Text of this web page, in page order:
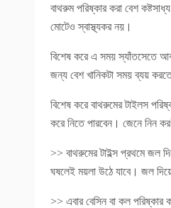
বাথরুম পরিষ্কার করা বেশ
মোটেও স্বাস্থ্যকর নয়।
বিশেষ করে এ সময় স্যাঁতসেতে
জন্য বেশ খানিকটা সময় ব্যয়
বিশেষ করে বাথরুমের টাইলস
করে নিতে পারবেন। জেনে নিন
>> বাথরুমের টাইল্স প্রথমে জল
ঘষলেই ময়লা উঠে যাবে। জল
>> এবার বেসিন বা কল